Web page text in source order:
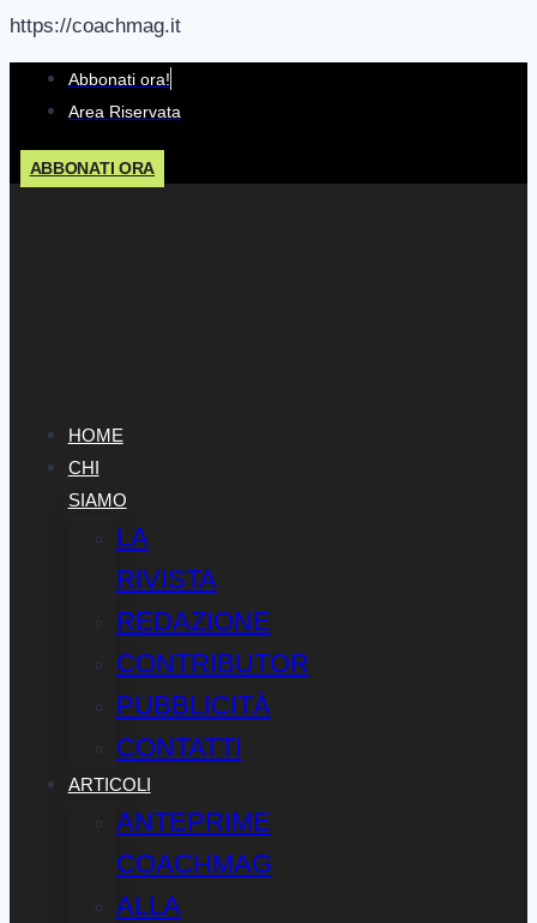
https://coachmag.it
Salta
contenuto
Abbonati ora!
Area Riservata
ABBONATI ORA
HOME
CHI
SIAMO
LA
RIVISTA
REDAZIONE
CONTRIBUTOR
PUBBLICITÀ
CONTATTI
ARTICOLI
ANTEPRIME
COACHMAG
ALLA